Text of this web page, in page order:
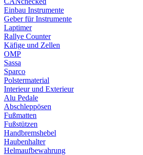
Einbau Instrumente
Geber für Instrumente
Laptimer
Rallye Counter
Käfige und Zellen
OMP
Sassa
Sparco
Polstermaterial
Interieur und Exterieur
Alu Pedale
Abschleppösen
Fußmatten
Fußstützen
Handbremshebel
Haubenhalter
Helmaufbewahrung